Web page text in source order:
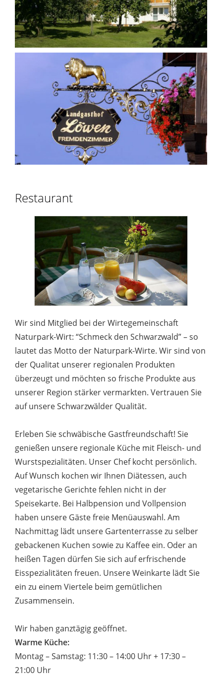
Restaurant
Wir sind Mitglied bei der Wirtegemeinschaft
Naturpark-Wirt: “Schmeck den Schwarzwald” – so
lautet das Motto der Naturpark-Wirte. Wir sind von
der Qualitat unserer regionalen Produkten
überzeugt und möchten so frische Produkte aus
unserer Region stärker vermarkten. Vertrauen Sie
auf unsere Schwarzwälder Qualität.
Erleben Sie schwäbische Gastfreundschaft! Sie
genießen unsere regionale Küche mit Fleisch- und
Wurstspezialitäten. Unser Chef kocht persönlich.
Auf Wunsch kochen wir Ihnen Diätessen, auch
vegetarische Gerichte fehlen nicht in der
Speisekarte. Bei Halbpension und Vollpension
haben unsere Gäste freie Menüauswahl. Am
Nachmittag lädt unsere Gartenterrasse zu selber
gebackenen Kuchen sowie zu Kaffee ein. Oder an
heißen Tagen dürfen Sie sich auf erfrischende
Eisspezialitäten freuen. Unsere Weinkarte lädt Sie
ein zu einem Viertele beim gemütlichen
Zusammensein.
Wir haben ganztägig geöffnet.
Warme Küche:
Montag – Samstag: 11:30 – 14:00 Uhr + 17:30 –
21:00 Uhr